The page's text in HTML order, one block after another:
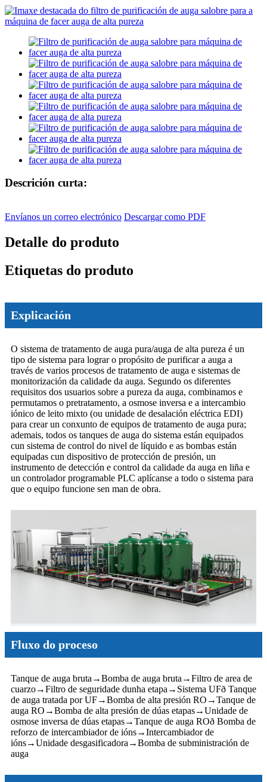
Descrición curta:
Envíanos un correo electrónico Descargar como PDF
Detalle do produto
Etiquetas do produto
Explicación
O sistema de tratamento de auga pura/auga de alta pureza é un
tipo de sistema para lograr o propósito de purificar a auga a
través de varios procesos de tratamento de auga e sistemas de
monitorización da calidade da auga. Segundo os diferentes
requisitos dos usuarios sobre a pureza da auga, combinamos e
permutamos o pretratamento, a osmose inversa e a intercambio
iónico de leito mixto (ou unidade de desalación eléctrica EDI)
para crear un conxunto de equipos de tratamento de auga pura;
ademais, todos os tanques de auga do sistema están equipados
cun sistema de control do nivel de líquido e as bombas están
equipadas cun dispositivo de protección de presión, un
instrumento de detección e control da calidade da auga en liña e
un controlador programable PLC aplícanse a todo o sistema para
que o equipo funcione sen man de obra.
Fluxo do proceso
Tanque de auga bruta →Bomba de auga bruta →Filtro de area de
cuarzo→Filtro de seguridade dunha etapa → Sistema UFð Tanque
de auga tratada por UF→Bomba de alta presión RO →Tanque de
auga RO →Bomba de alta presión de dúas etapas→Unidade de
osmose inversa de dúas etapas→Tanque de auga ROð Bomba de
reforzo de intercambiador de ións→Intercambiador de
ións→Unidade desgasificadora →Bomba de subministración de
auga